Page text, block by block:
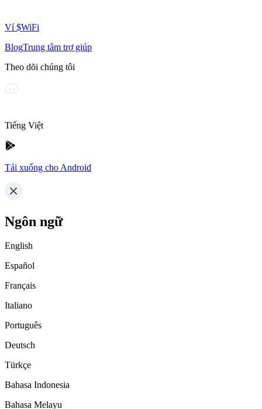
Ví $WiFi
BlogTrung tâm trợ giúp
Theo dõi chúng tôi
Tiếng Việt
Tải xuống cho Android
Ngôn ngữ
English
Español
Français
Italiano
Português
Deutsch
Türkçe
Bahasa Indonesia
Bahasa Melayu